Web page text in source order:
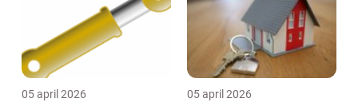
05 april 2026 05 april 2026